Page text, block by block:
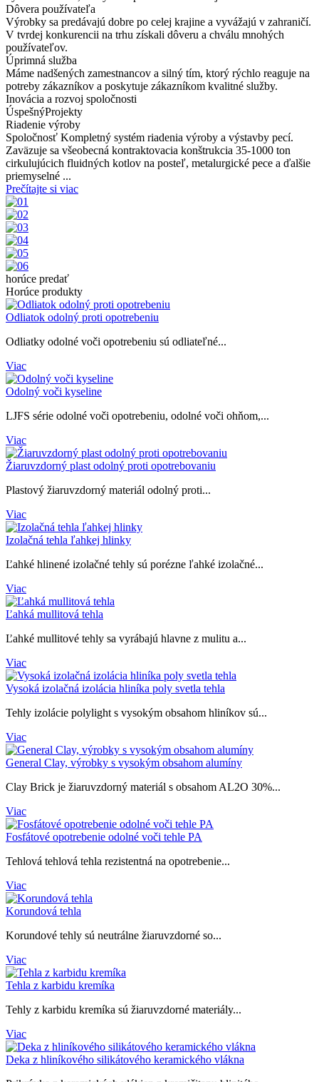
Dôvera používateľa
Výrobky sa predávajú dobre po celej krajine a vyvážajú v zahraničí.
V tvrdej konkurencii na trhu získali dôveru a chválu mnohých
používateľov.
Úprimná služba
Máme nadšených zamestnancov a silný tím, ktorý rýchlo reaguje na
potreby zákazníkov a poskytuje zákazníkom kvalitné služby.
Inovácia a rozvoj spoločnosti
ÚspešnýProjekty
Riadenie výroby
Spoločnosť Kompletný systém riadenia výroby a výstavby pecí.
Zaväzuje sa všeobecná kontraktovacia konštrukcia 35-1000 ton
cirkulujúcich fluidných kotlov na posteľ, metalurgické pece a ďalšie
priemyselné ...
Prečítajte si viac
horúce predať
Horúce produkty
Odliatok odolný proti opotrebeniu
Odliatky odolné voči opotrebeniu sú odliateľné...
Viac
Odolný voči kyseline
LJFS série odolné voči opotrebeniu, odolné voči ohňom,...
Viac
Žiaruvzdorný plast odolný proti opotrebovaniu
Plastový žiaruvzdorný materiál odolný proti...
Viac
Izolačná tehla ľahkej hlinky
Ľahké hlinené izolačné tehly sú porézne ľahké izolačné...
Viac
Ľahká mullitová tehla
Ľahké mullitové tehly sa vyrábajú hlavne z mulitu a...
Viac
Vysoká izolačná izolácia hliníka poly svetla tehla
Tehly izolácie polylight s vysokým obsahom hliníkov sú...
Viac
General Clay, výrobky s vysokým obsahom alumíny
Clay Brick je žiaruvzdorný materiál s obsahom AL2O 30%...
Viac
Fosfátové opotrebenie odolné voči tehle PA
Tehlová tehlová tehla rezistentná na opotrebenie...
Viac
Korundová tehla
Korundové tehly sú neutrálne žiaruvzdorné so...
Viac
Tehla z karbidu kremíka
Tehly z karbidu kremíka sú žiaruvzdorné materiály...
Viac
Deka z hliníkového silikátového keramického vlákna